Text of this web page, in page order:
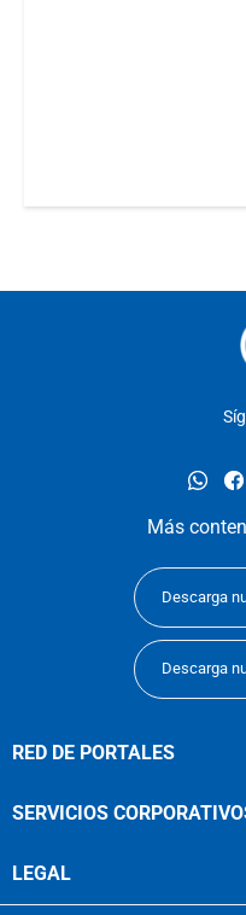
Más
Descarga
Descarga
RED DE PORTALES
SERVICIOS
LEGAL